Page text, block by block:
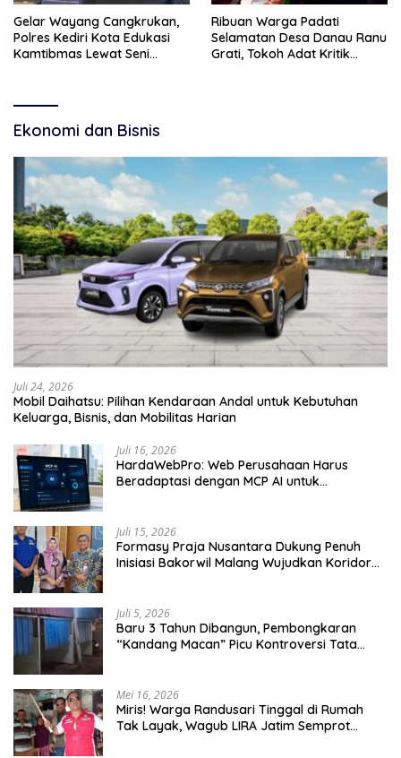
Gelar Wayang Cangkrukan,
Polres Kediri Kota Edukasi
Kamtibmas Lewat Seni
Ribuan Warga Padati
Selamatan Desa Danau Ranu
Grati, Tokoh Adat Kritik
Ekonomi dan Bisnis
Juli 24, 2026
Mobil Daihatsu: Pilihan Kendaraan Andal untuk Kebutuhan
Keluarga, Bisnis, dan Mobilitas Harian
Juli 16, 2026
HardaWebPro: Web Perusahaan Harus
Beradaptasi dengan MCP AI untuk
Juli 15, 2026
Formasy Praja Nusantara Dukung Penuh
Inisiasi Bakorwil Malang Wujudkan Koridor
Juli 5, 2026
Baru 3 Tahun Dibangun, Pembongkaran
“Kandang Macan” Picu Kontroversi Tata
Mei 16, 2026
Miris! Warga Randusari Tinggal di Rumah
Tak Layak, Wagub LIRA Jatim Semprot